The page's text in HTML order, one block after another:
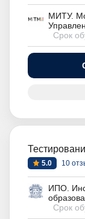
МИТУ.
Срок
5.0 10
ИПО.
Срок